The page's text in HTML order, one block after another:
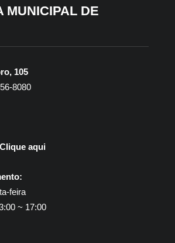
MUNICIPAL DE
105
8080
Clique aqui
feira
~ 17:00